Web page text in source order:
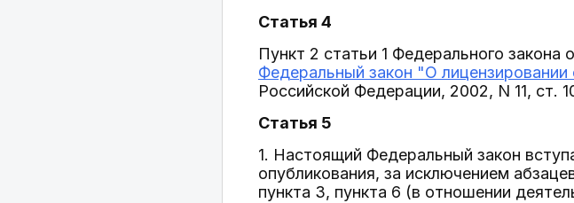
Статья 4
Пункт 2 статьи 1 Федерального
Федеральный закон "О
Российской Федерации, 2002, N 11, ст.
Статья 5
1. Настоящий Федеральный закон
опубликования, за исключением
пункта 3, пункта 6 (в отношении